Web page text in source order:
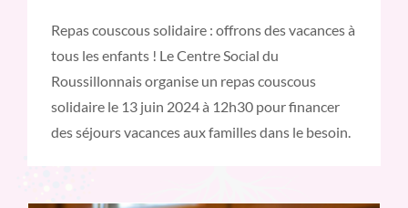
Repas couscous solidaire : offrons des vacances à
tous les enfants ! Le Centre Social du
Roussillonnais organise un repas couscous
solidaire le 13 juin 2024 à 12h30 pour financer
des séjours vacances aux familles dans le besoin.